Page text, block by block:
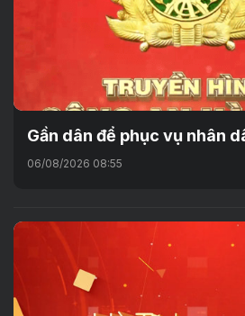
Gần dân để phục vụ nhân
06/08/2026 08:55